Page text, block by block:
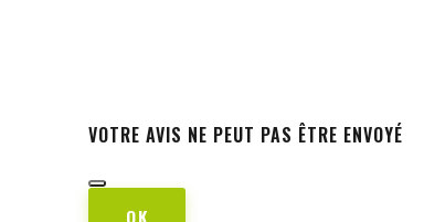
VOTRE AVIS NE PEUT PAS ÊTRE ENVOYÉ
OK